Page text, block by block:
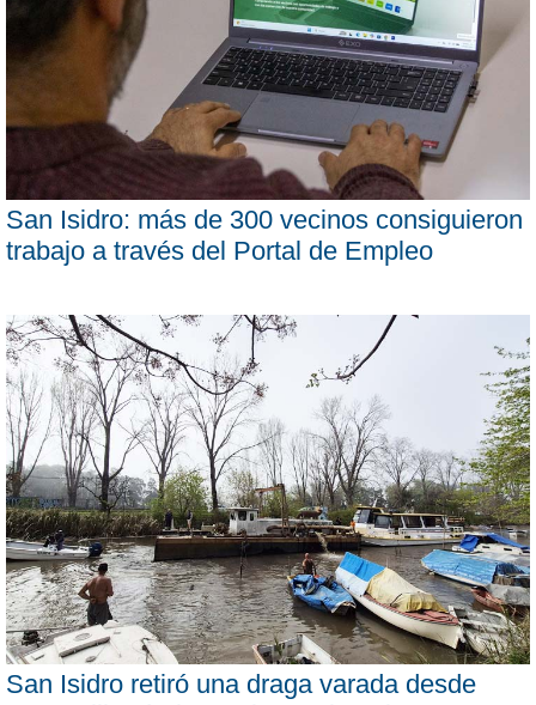
San Isidro: más de 300 vecinos consiguieron
trabajo a través del Portal de Empleo
San Isidro retiró una draga varada desde